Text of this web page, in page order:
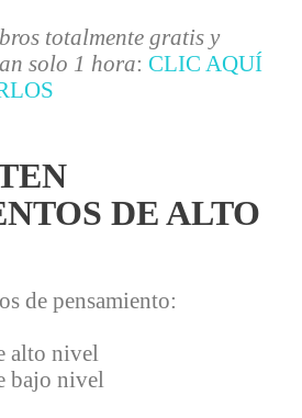
totalmente gratis y
solo 1 hora: CLIC AQUÍ
DE ALTO
de pensamiento:
alto nivel
bajo nivel